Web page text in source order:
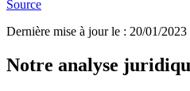
Source
Dernière mise à jour le : 20/01/2023
Notre analyse